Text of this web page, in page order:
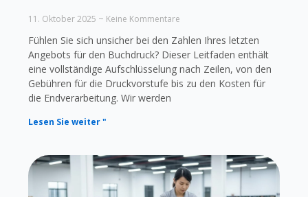
11. Oktober 2025 Keine Kommentare
Fühlen Sie sich unsicher bei den Zahlen Ihres letzten
Angebots für den Buchdruck? Dieser Leitfaden enthält
eine vollständige Aufschlüsselung nach Zeilen, von den
Gebühren für die Druckvorstufe bis zu den Kosten für
die Endverarbeitung. Wir werden
Lesen Sie weiter "